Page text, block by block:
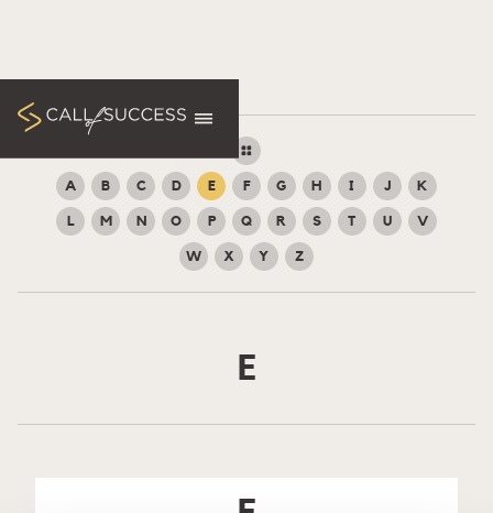
A B C D E F G H I J K
L M N O P Q R S T U V
W X Y Z
E